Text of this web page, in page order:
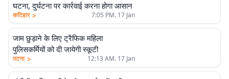
घटना, दुर्घटना पर कार्रवाई करना होगा आसान
कटिहार > 7:05 PM. 17 Jan
जाम छुड़ाने के लिए ट्रैफिक महिला
पुलिसकर्मियों को दी जायेगी स्कूटी
पटना > 12:13 AM. 17 Jan